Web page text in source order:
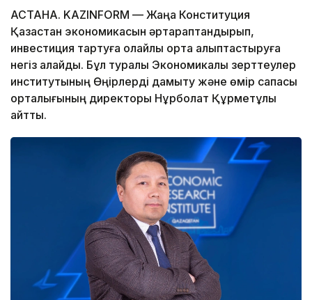
АСТАНА. KAZINFORM — Жаңа Конституция
Қазақстан экономикасын әртараптандырып,
инвестиция тартуға қолайлы орта қалыптастыруға
негіз қалайды. Бұл туралы Экономикалық зерттеулер
институтының Өңірлерді дамыту және өмір сапасы
орталығының директоры Нұрболат Құрметұлы
айтты.